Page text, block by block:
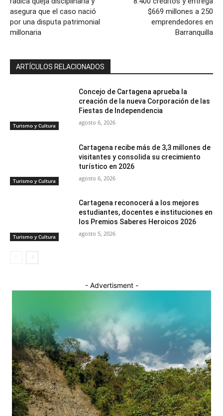
asegura que el caso nació
por una disputa patrimonial
millonaria
$669 millones a 250
emprendedores en
Barranquilla
ARTÍCULOS RELACIONADOS
Turismo y Cultura
Concejo de Cartagena aprueba la
creación de la nueva Corporación de las
Fiestas de Independencia
agosto 6, 2026
Turismo y Cultura
Cartagena recibe más de 3,3 millones de
visitantes y consolida su crecimiento
turístico en 2026
agosto 6, 2026
Turismo y Cultura
Cartagena reconocerá a los mejores
estudiantes, docentes e instituciones en
los Premios Saberes Heroicos 2026
agosto 5, 2026
- Advertisment -